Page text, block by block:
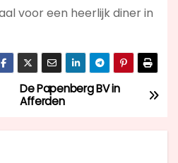
voor een heerlijk diner in
De Papenberg BV in
Afferden